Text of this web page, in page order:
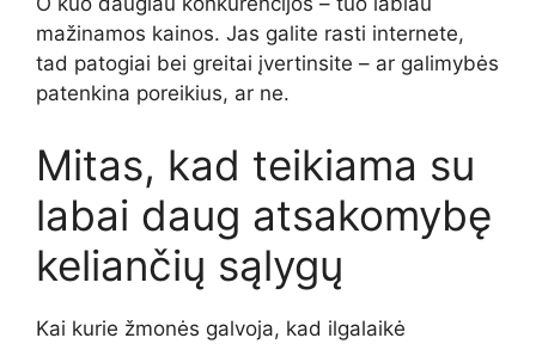
mažinamos kainos. Jas galite rasti internete,
tad patogiai bei greitai įvertinsite – ar galimybės
patenkina poreikius, ar ne.
Mitas, kad teikiama su
labai daug atsakomybę
keliančių sąlygų
Kai kurie žmonės galvoja, kad ilgalaikė